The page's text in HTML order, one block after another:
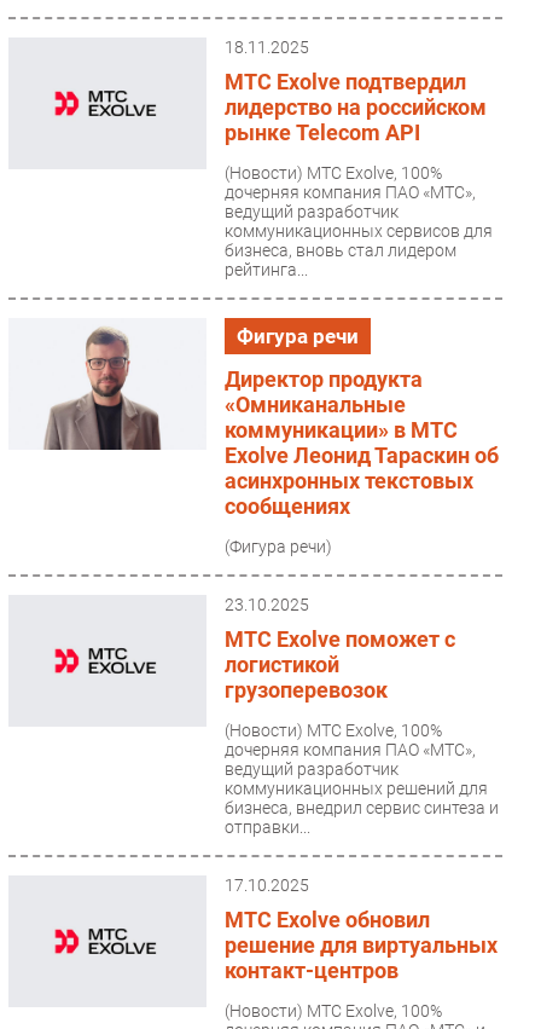
РАЗДЕЛЫ
Аналитика
18.11.2025
МТС Exolve подтвердил
лидерство на российском
рынке Telecom API
(Новости) МТС Exolve, 100%
дочерняя компания ПАО «МТС»,
ведущий разработчик
коммуникационных сервисов для
бизнеса, вновь стал лидером
рейтинга...
Фигура речи
Директор продукта
«Омниканальные
коммуникации» в МТС
Exolve Леонид Тараскин об
асинхронных текстовых
сообщениях
(Фигура речи)
23.10.2025
МТС Exolve поможет с
логистикой
грузоперевозок
(Новости) МТС Exolve, 100%
дочерняя компания ПАО «МТС»,
ведущий разработчик
коммуникационных решений для
бизнеса, внедрил сервис синтеза и
отправки...
17.10.2025
МТС Exolve обновил
решение для виртуальных
контакт-центров
(Новости) МТС Exolve, 100%